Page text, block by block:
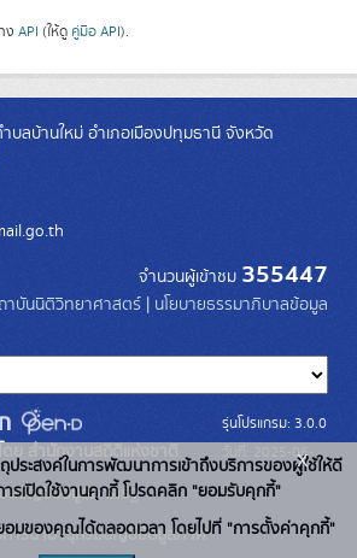
ง API (ให้ดู คู่มือ API).
บลบ้านใหม่ อำเภอเมืองปทุมธานี จังหวัด
จำนวนผู้เข้าชม 355447
ถาบันนิติวิทยาศาสตร์ | นโยบายธรรมาภิบาลข้อมูล
ดย สำนักงานสถิติแห่งชาติ
บบัญชีข้อมูลภาครัฐ
ารนามานุกรมบัญชีข้อมูลภาค
รุ่นโปรแกรม: 3.0.0
วันที่: 2025-06-
10
ประสงค์ในการพัฒนาการเข้าถึงบริการของผู้ใช้ให้ดี
รเปิดใช้งานคุกกี้ โปรดคลิก "ยอมรับคุกกี้"
มของคุณได้ตลอดเวลา โดยไปที่ "การตั้งค่าคุกกี้"
x